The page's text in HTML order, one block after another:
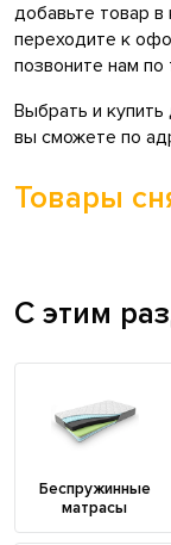
добавьте товар в
переходите к
позвоните нам по
Выбрать и
вы сможете по
Товары
С этим
Беспружинные
матрасы